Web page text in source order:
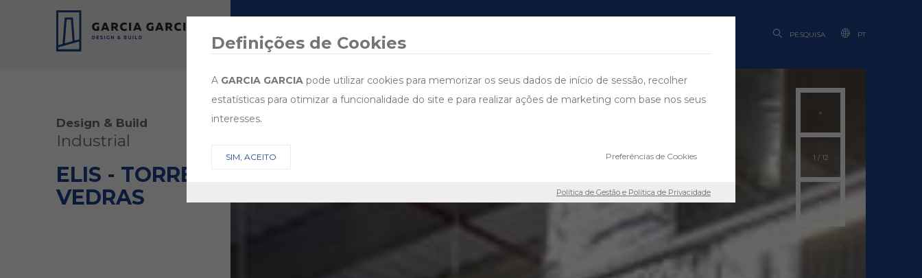
PT
PESQUISA
1 / 12
Design & Build
Industrial
ELIS - TORRES
VEDRAS
Definições de Cookies
A GARCIA GARCIA pode utilizar cookies para memorizar os seus dados de início de sessão, recolher
estatísticas para otimizar a funcionalidade do site e para realizar ações de marketing com base nos seus
interesses.
Preferências de Cookies
SIM, ACEITO
Política de Gestão e Política de Privacidade